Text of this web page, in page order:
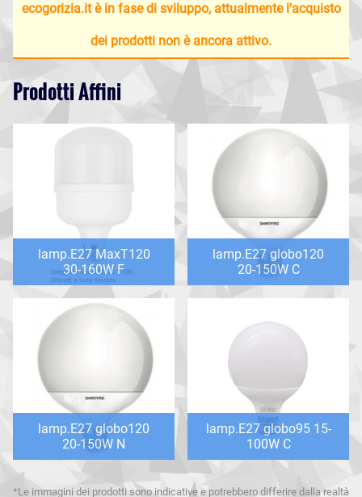
ecogorizia.it è in fase di sviluppo, attualmente l'acquisto
dei prodotti non è ancora attivo.
Prodotti Affini
lamp.E27 MaxT120
30-160W F
lamp.E27 globo120
20-150W C
lamp.E27 globo120
20-150W N
lamp.E27 globo95 15-
100W C
*Le immagini dei prodotti sono indicative e potrebbero differire dalla realtà